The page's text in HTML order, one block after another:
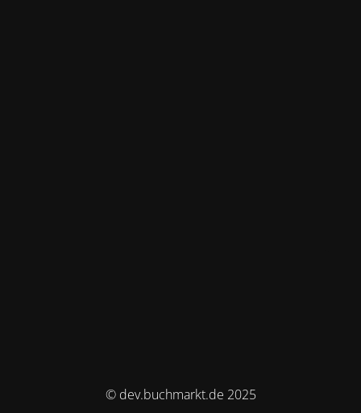
© dev.buchmarkt.de 2025